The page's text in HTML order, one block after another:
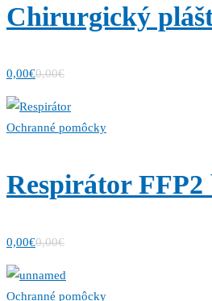
Chirurgický
0,00€0,00€
Ochranné pomôcky
Respirátor FFP2
0,00€0,00€
Ochranné pomôcky